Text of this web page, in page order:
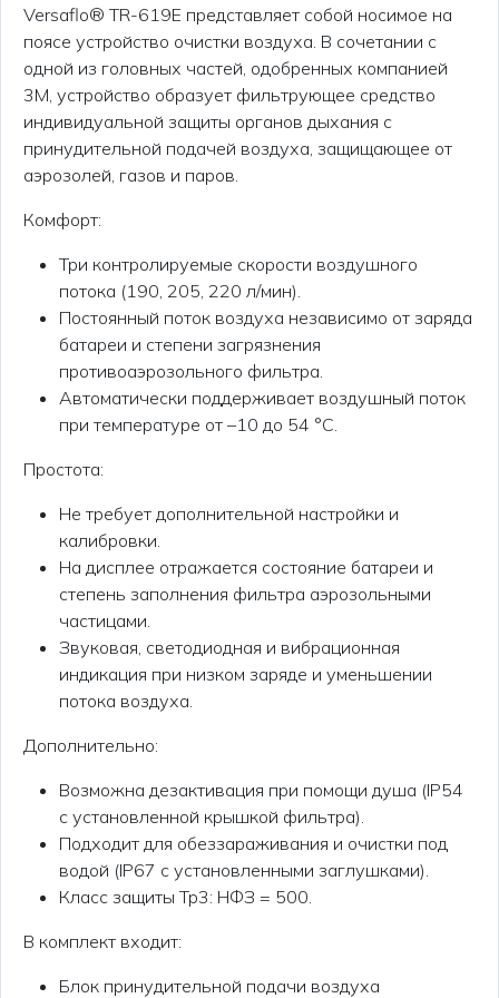
Versaflo® TR-619E представляет собой носимое на
поясе устройство очистки воздуха. В сочетании с
одной из головных частей, одобренных компанией
3М, устройство образует фильтрующее средство
индивидуальной защиты органов дыхания с
принудительной подачей воздуха, защищающее от
аэрозолей, газов и паров.
Комфорт:
Три контролируемые скорости воздушного
потока (190, 205, 220 л/мин).
Постоянный поток воздуха независимо от заряда
батареи и степени загрязнения
противоаэрозольного фильтра.
Автоматически поддерживает воздушный поток
при температуре от –10 до 54 °C.
Простота:
Не требует дополнительной настройки и
калибровки.
На дисплее отражается состояние батареи и
степень заполнения фильтра аэрозольными
частицами.
Звуковая, светодиодная и вибрационная
индикация при низком заряде и уменьшении
потока воздуха.
Дополнительно:
Возможна дезактивация при помощи душа (IP54
с установленной крышкой фильтра).
Подходит для обеззараживания и очистки под
водой (IP67 с установленными заглушками).
Класс защиты Tp3: НФЗ = 500.
В комплект входит:
Блок принудительной подачи воздуха